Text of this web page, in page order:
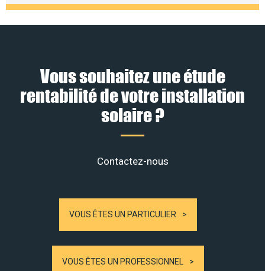
Vous souhaitez une étude
rentabilité de votre installation
solaire ?
Contactez-nous
VOUS ÊTES UN PARTICULIER
VOUS ÊTES UN PROFESSIONNEL